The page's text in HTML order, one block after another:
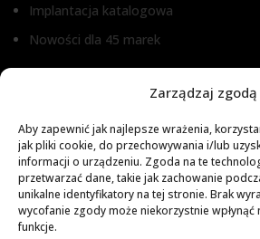
Zarządzaj zgodą
Aby zapewnić jak najlepsze wrażenia,
jak pliki cookie, do przechowywania i/lub
informacji o urządzeniu. Zgoda na te
przetwarzać dane, takie jak zachowanie
unikalne identyfikatory na tej stronie. Brak
wycofanie zgody może niekorzystnie wpłynąć
funkcje.
Implantacja katalogowa
Nowości dla 45 marek
Dostawa
Przypadki kliniczne
Prywatność danych osobistych
Polityka prywatności